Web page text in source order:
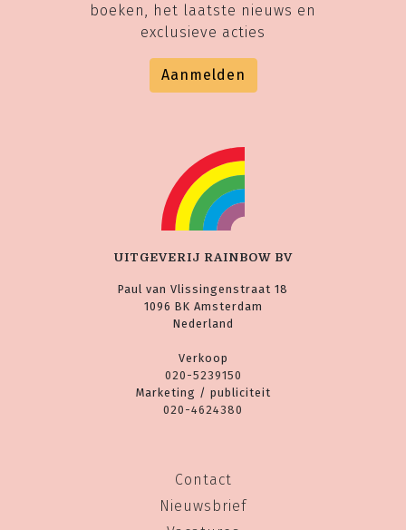
boeken, het laatste nieuws en
exclusieve acties
Aanmelden
UITGEVERIJ RAINBOW BV
Paul van Vlissingenstraat 18
1096 BK Amsterdam
Nederland
Verkoop
020-5239150
Marketing / publiciteit
020-4624380
Contact
Nieuwsbrief